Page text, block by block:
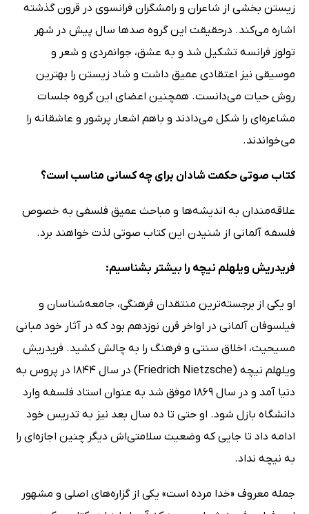
زیستن بخشی از شاعران و رامشگران فرانسوی در قرون گذشته
اشاره می‌کند. درحقیقت این گروه صدها سال پیش در شهر
تولوز فرانسه تشکیل شد و به عشق، جوانمردی و شعر و
موسیقی نیز اعتقادی عمیق داشت و شاد زیستن را بهترین
روش حیات می‌دانست. همچنین اعضای این گروه جلسات
مشاعره‌ای را شکل می‌دادند و باهم اشعار پرشور و عاشقانه را
می‌خواندند.
کتاب صوتی حکمت شادان برای چه کسانی مناسب است؟
علاقه‌مندان به اندیشه‌ها و مباحث عمیق فلسفی به خصوص
فلسفه آلمانی از شنیدن این کتاب صوتی لذت خواهند برد.
فریدریش ویلهلم نیچه را بیشتر بشناسیم:
او یکی از برجسته‌ترین منتقدان فرهنگی، جامعه‌شناسان و
فیلسوفان آلمانی در اواخر قرن نوزدهم بود که در آثار خود مبانی
مسیحیت، اخلاق سنتی و فرهنگ را به چالش کشید. فریدریش
ویلهلم نیچه (Friedrich Nietzsche) در سال 1844 در پروس به
دنیا آمد و در سال 1869 موفق شد به عنوان استاد فلسفه وارد
دانشگاه بازل شود. او حتی تا ده سال بعد نیز به تدریس خود
ادامه داد تا جایی که وضعیت سلامتی‌اش دیگر چنین اجازه‌ای را
به نیچه نداد.
جمله معروف «خدا مرده است» یکی از گزاره‌های اصلی و مشهور